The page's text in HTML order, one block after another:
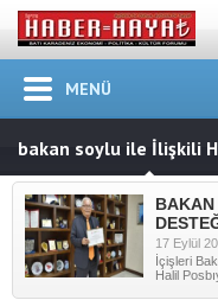
MENÜ
bakan soylu ile İlişkili
BAKAN
17 Eylül
İçişleri
Halil